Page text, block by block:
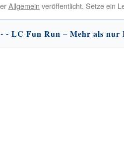
Allgemein veröffentlicht. Setze ein